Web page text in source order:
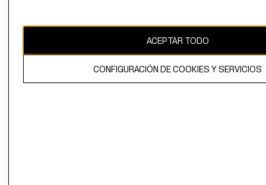
CAMBIAR REGIÓN
El contenido de esta página web está protegido por copyright y es
ACEPTAR TODO
CONFIGURACIÓN DE COOKIES Y SERVICIOS